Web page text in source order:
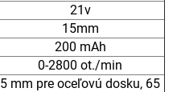
21v
15mm
200 mAh
0-2800 ot./min
5 mm pre oceľovú dosku, 65